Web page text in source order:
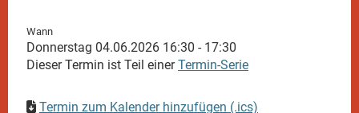
Wann
Donnerstag 04.06.2026 16:30 - 17:30
Dieser Termin ist Teil einerTermin-Serie
Termin zum Kalender hinzufügen (.ics)